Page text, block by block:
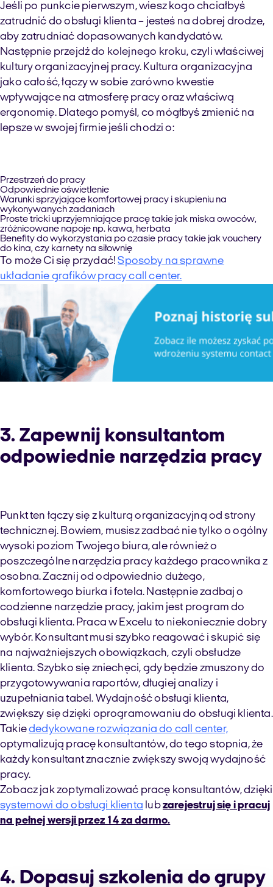
Jeśli po punkcie pierwszym, wiesz kogo chciałbyś
zatrudnić do obsługi klienta – jesteś na dobrej drodze,
aby zatrudniać dopasowanych kandydatów.
Następnie przejdź do kolejnego kroku, czyli właściwej
kultury organizacyjnej pracy. Kultura organizacyjna
jako całość, łączy w sobie zarówno kwestie
wpływające na atmosferę pracy oraz właściwą
ergonomię. Dlatego pomyśl, co mógłbyś zmienić na
lepsze w swojej firmie jeśli chodzi o:
Przestrzeń do pracy
Odpowiednie oświetlenie
Warunki sprzyjające komfortowej pracy i skupieniu na
wykonywanych zadaniach
Proste tricki uprzyjemniające pracę takie jak miska owoców,
zróżnicowane napoje np. kawa, herbata
Benefity do wykorzystania po czasie pracy takie jak vouchery
do kina, czy karnety na siłownię
To może Ci się przydać!Sposoby na sprawne
układanie grafików pracy call center.
3. Zapewnij konsultantom
odpowiednie narzędzia pracy
Punkt ten łączy się z kulturą organizacyjną od strony
technicznej. Bowiem, musisz zadbać nie tylko o ogólny
wysoki poziom Twojego biura, ale również o
poszczególne narzędzia pracy każdego pracownika z
osobna. Zacznij od odpowiednio dużego,
komfortowego biurka i fotela. Następnie zadbaj o
codzienne narzędzie pracy, jakim jest program do
obsługi klienta. Praca w Excelu to niekoniecznie dobry
wybór. Konsultant musi szybko reagować i skupić się
na najważniejszych obowiązkach, czyli obsłudze
klienta. Szybko się zniechęci, gdy będzie zmuszony do
przygotowywania raportów, długiej analizy i
uzupełniania tabel. Wydajność obsługi klienta,
zwiększy się dzięki oprogramowaniu do obsługi klienta.
Takiededykowane rozwiązania do call center,
optymalizują pracę konsultantów, do tego stopnia, że
każdy konsultant znacznie zwiększy swoją wydajność
pracy.
Zobacz jak zoptymalizować pracę konsultantów, dzięki
systemowi do obsługi klienta lubzarejestruj się i pracuj
na pełnej wersji przez 14 za darmo.
4. Dopasuj szkolenia do grupy